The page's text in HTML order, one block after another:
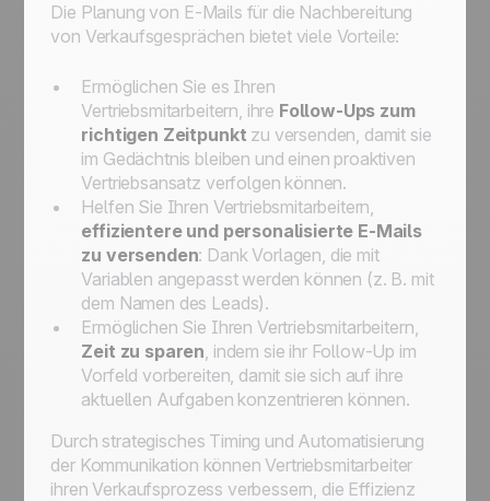
Die Planung von E-Mails für die Nachbereitung
von Verkaufsgesprächen bietet viele Vorteile:
Ermöglichen Sie es Ihren
Vertriebsmitarbeitern, ihre Follow-Ups zum
richtigen Zeitpunkt zu versenden, damit sie
im Gedächtnis bleiben und einen proaktiven
Vertriebsansatz verfolgen können.
Helfen Sie Ihren Vertriebsmitarbeitern,
effizientere und personalisierte E-Mails
zu versenden: Dank Vorlagen, die mit
Variablen angepasst werden können (z. B. mit
dem Namen des Leads).
Ermöglichen Sie Ihren Vertriebsmitarbeitern,
Zeit zu sparen, indem sie ihr Follow-Up im
Vorfeld vorbereiten, damit sie sich auf ihre
aktuellen Aufgaben konzentrieren können.
Durch strategisches Timing und Automatisierung
der Kommunikation können Vertriebsmitarbeiter
ihren Verkaufsprozess verbessern, die Effizienz